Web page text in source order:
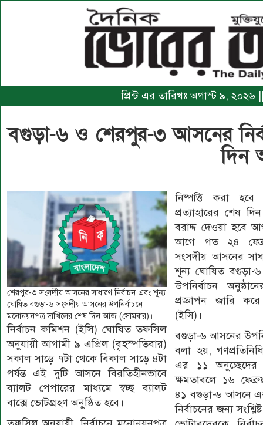
প্রিন্ট এর তারিখঃ অগাস্ট ৯, ২০২৬
বগুড়া-৬ ও শেরপুর-৩ আসনের
শেরপুর-৩ সংসদীয় আসনের সাধারণ নির্বাচন এবং শূন্য
ঘোষিত বগুড়া-৬ সংসদীয় আসনের উপনির্বাচনে
মনোনয়নপত্র দাখিলের শেষ দিন আজ (সোমবার)।
নির্বাচন কমিশন (ইসি) ঘোষিত তফসিল
অনুযায়ী আগামী ৯ এপ্রিল (বৃহস্পতিবার)
সকাল সাড়ে ৭টা থেকে বিকাল সাড়ে ৪টা
পর্যন্ত এই দুটি আসনে বিরতিহীনভাবে
ব্যালট পেপারের মাধ্যমে স্বচ্ছ ব্যালট
বাক্সে ভোটগ্রহণ অনুষ্ঠিত হবে।
নিষ্পত্তি করা হবে
প্রত্যাহারের শেষ
বরাদ্দ দেওয়া হবে
আগে গত ২৪
সংসদীয় আসনের
শূন্য ঘোষিত বগুড়া-
উপনির্বাচন
প্রজ্ঞাপন জারি
(ইসি)।
বগুড়া-৬ আসনের
বলা হয়,
এর ১১ অনুচ্ছেদের
ক্ষমতাবলে ১৬
৪১ বগুড়া-৬ আসনে
নির্বাচনের জন্য